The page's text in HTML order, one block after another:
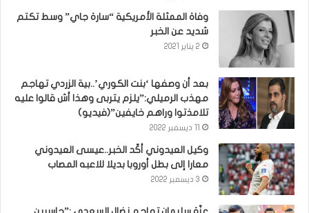
وفاة الممثلة الأمريكية “سارة جاي” وسط تكتم
شديد عن الخبر
2 يناير 2021
بعد أن وصفها ‘بنت الكوري’..بية الزردي تهاجم
مهذب الرميلي:”يلزم يتربى وهذا أش قالوا عليه
تلامذتوا وراهم خايفين”(فيديو)
وكيل العيدوني أكّد الخبر..عيسى العيدوني
معارا إلى بطل أوروبا بديلا للاعبه المصاب
3 ديسمبر 2022